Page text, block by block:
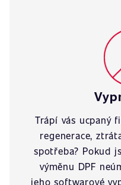
Trápí vás ucpaný
regenerace,
spotřeba? Pokud
výměnu DPF
jeho softwarové